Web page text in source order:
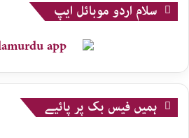
سلام اردو موبائل ایپ
ہمیں فیس بک پر پائیے